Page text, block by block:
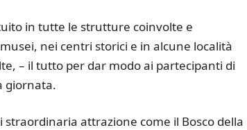
in tutte le strutture coinvolte e
nei centri storici e in alcune località
– il tutto per dar modo ai partecipanti di
giornata.
straordinaria attrazione come il Bosco della